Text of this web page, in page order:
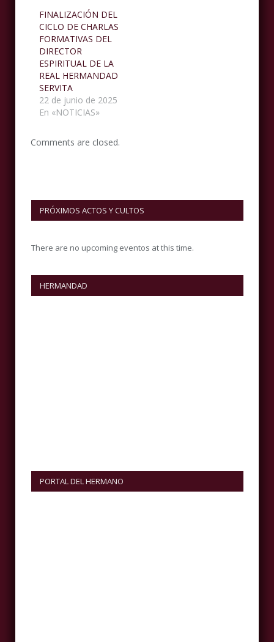
FINALIZACIÓN DEL
CICLO DE CHARLAS
FORMATIVAS DEL
DIRECTOR
ESPIRITUAL DE LA
REAL HERMANDAD
SERVITA
22 de junio de 2025
En «NOTICIAS»
Comments are closed.
PRÓXIMOS ACTOS Y CULTOS
There are no upcoming eventos at this time.
HERMANDAD
PORTAL DEL HERMANO